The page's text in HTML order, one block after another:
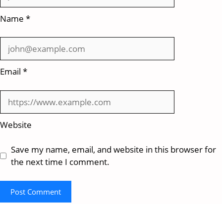
Name *
Email *
Website
Save my name, email, and website in this browser for
the next time I comment.